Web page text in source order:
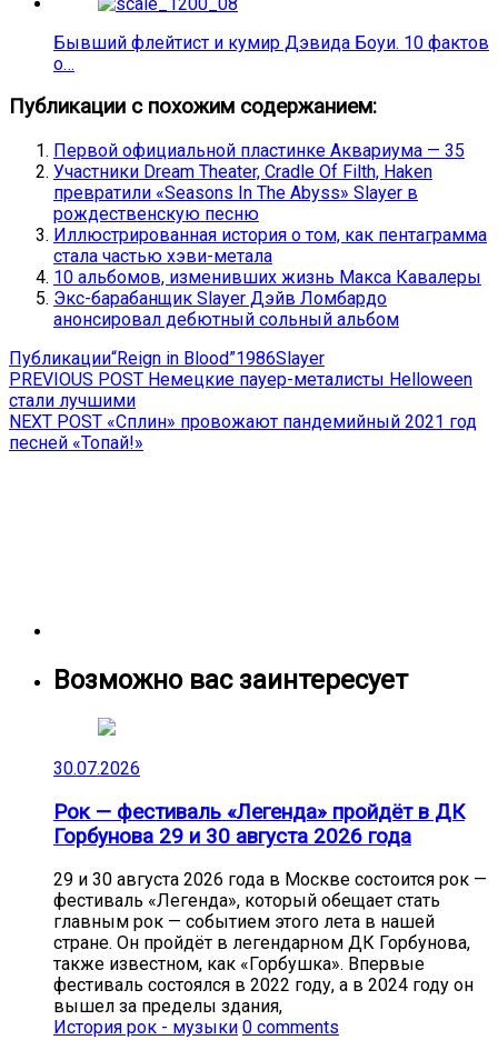
Бывший флейтист и кумир Дэвида Боуи. 10 фактов
о…
Публикации с похожим содержанием:
Первой официальной пластинке Аквариума — 35
Участники Dream Theater, Cradle Of Filth, Haken
превратили «Seasons In The Abyss» Slayer в
рождественскую песню
Иллюстрированная история о том, как пентаграмма
стала частью хэви-метала
10 альбомов, изменивших жизнь Макса Кавалеры
Экс-барабанщик Slayer Дэйв Ломбардо
анонсировал дебютный сольный альбом
Публикации“Reign in Blood”1986Slayer
Навигация
по
записям
PREVIOUS POST Previous
Немецкие пауер-металисты Helloween
стали лучшими
NEXT POST Next
post:
«Сплин» провожают пандемийный 2021 год
песней «Топай!»
Возможно вас заинтересует
30.07.2026
Рок — фестиваль «Легенда» пройдёт в ДК
Горбунова 29 и 30 августа 2026 года
29 и 30 августа 2026 года в Москве состоится рок —
фестиваль «Легенда», который обещает стать
главным рок — событием этого лета в нашей
стране. Он пройдёт в легендарном ДК Горбунова,
также известном, как «Горбушка». Впервые
фестиваль состоялся в 2022 году, а в 2024 году он
вышел за пределы здания,
История рок - музыки 0 comments